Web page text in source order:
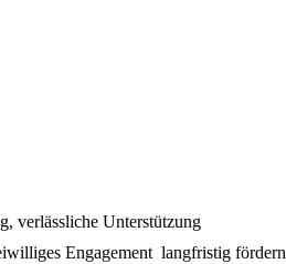
verlässliche Unterstützung
Engagement langfristig fördern